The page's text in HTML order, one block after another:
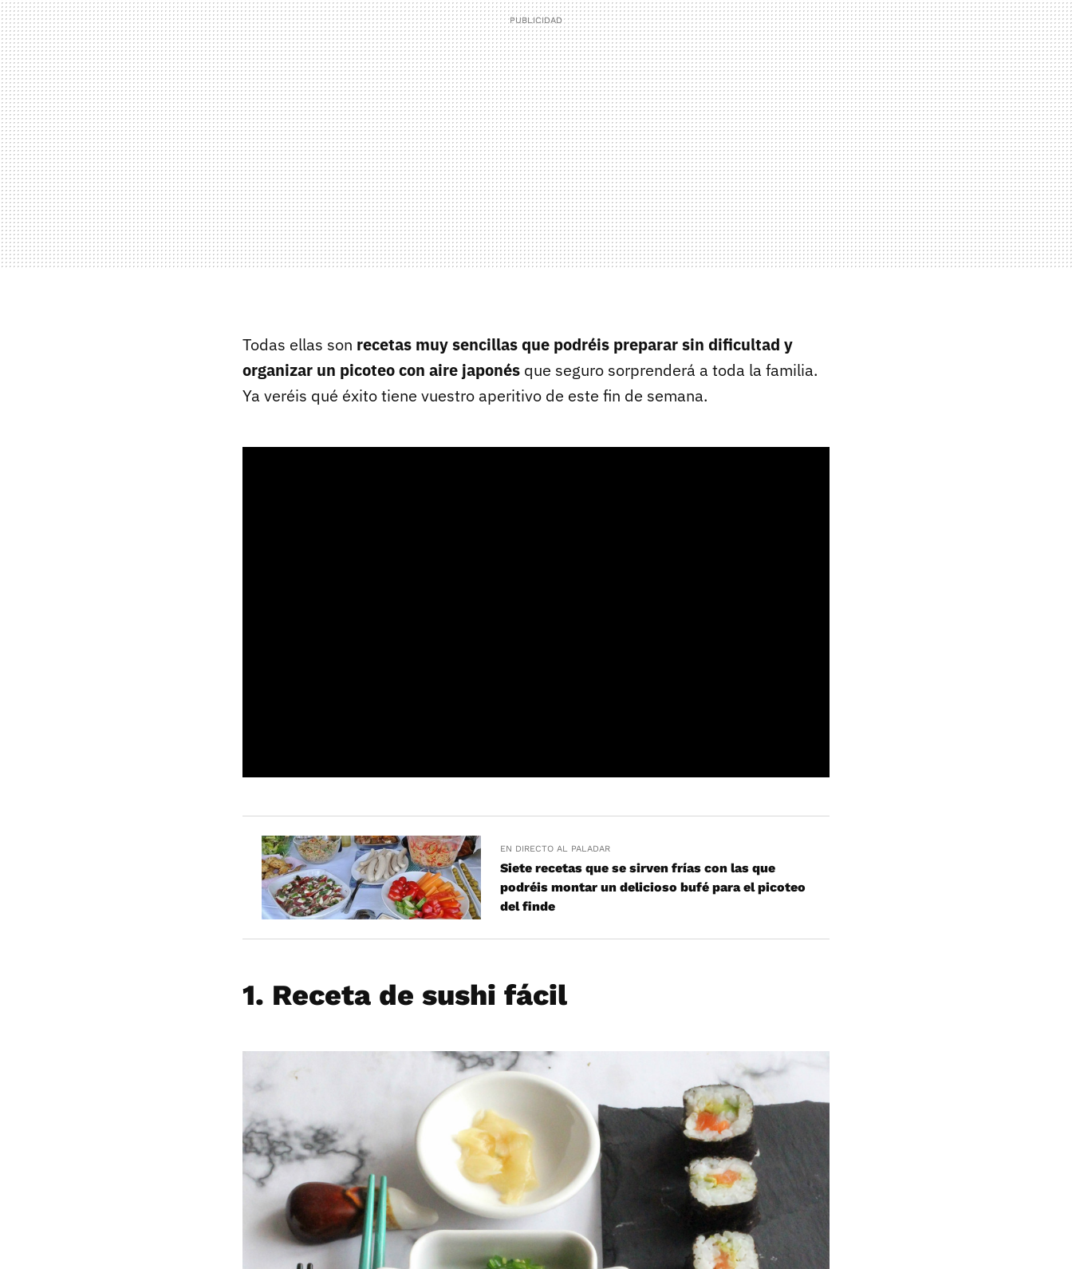
Todas ellas son recetas muy sencillas que podréis preparar sin dificultad y
organizar un picoteo con aire japonés que seguro sorprenderá a toda la familia.
Ya veréis qué éxito tiene vuestro aperitivo de este fin de semana.
EN DIRECTO AL PALADAR
Siete recetas que se sirven frías con las que
podréis montar un delicioso bufé para el picoteo
del finde
1. Receta de sushi fácil